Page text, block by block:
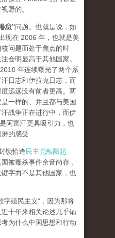
野的。
怠”问题。也就是说，如
现在 2006 年，也就是美
问题而处于焦点的时
会明显高于其他国家。
年连续曝光了两个系
日志和伊拉克日志，而
度远远没有前者更高。两
一样的、并且都与美国
战争正在进行中，而伊
阿富汗更具吸引力，也
屏的感受……
锁恰逢民主党酝酿起
被毒杀事件余音尚存，
字而不是其他国家，也
字殖民主义”，因为那将
十年来相关论述几乎铺
为什么中国思想和行动